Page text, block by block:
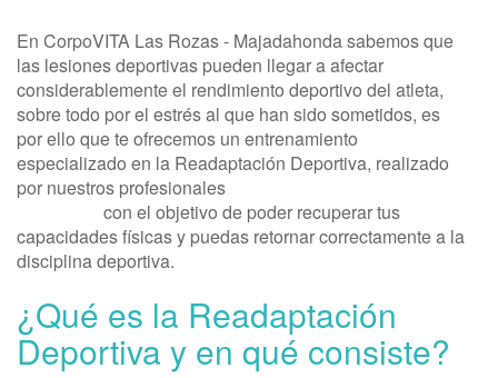
En CorpoVITA Las Rozas - Majadahonda sabemos que
las lesiones deportivas pueden llegar a afectar
considerablemente el rendimiento deportivo del atleta,
sobre todo por el estrés al que han sido sometidos, es
por ello que te ofrecemos un entrenamiento
especializado en la Readaptación Deportiva, realizado
por nuestros profesionales
con el objetivo de poder recuperar tus
capacidades físicas y puedas retornar correctamente a la
disciplina deportiva.
¿Qué es la Readaptación
Deportiva y en qué consiste?